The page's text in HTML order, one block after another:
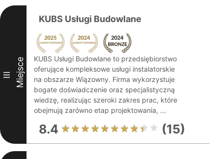
III Miejsce
KUBS Usługi Budowlane
KUBS Usługi Budowlane to przedsiębiorstwo
oferujące kompleksowe usługi instalatorskie
na obszarze Wiązowny. Firma wykorzystuje
bogate doświadczenie oraz specjalistyczną
wiedzę, realizując szeroki zakres prac, które
obejmują zarówno etap projektowania, ...
8.4 (15)